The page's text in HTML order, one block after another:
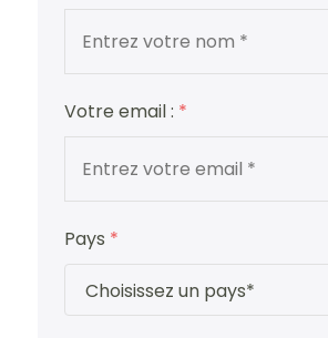
Votre email : *
Pays *